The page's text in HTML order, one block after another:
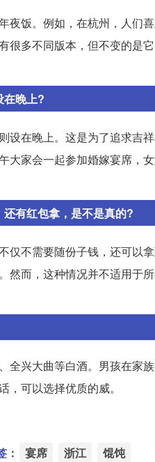
饭。例如，在杭州，人们
很多不同版本，但不变的是
在晚上?
设在晚上。这是为了追求吉
大家会一起参加婚嫁宴席，
有红包拿，是不是真的?
不需要随份子钱，还可以
然而，这种情况并不适用于
兴大曲等白酒。男孩在家
可以选择优质的威。
： 宴席 浙江 馄饨